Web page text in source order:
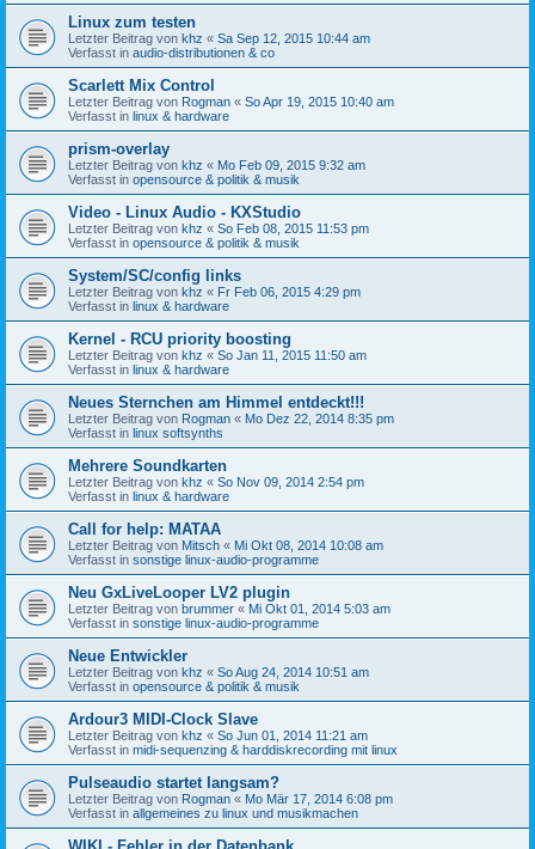
Linux zum testen
Letzter Beitrag von khz « Sa Sep 12, 2015 10:44 am
Verfasst in audio-distributionen & co
Scarlett Mix Control
Letzter Beitrag von Rogman « So Apr 19, 2015 10:40 am
Verfasst in linux & hardware
prism-overlay
Letzter Beitrag von khz « Mo Feb 09, 2015 9:32 am
Verfasst in opensource & politik & musik
Video - Linux Audio - KXStudio
Letzter Beitrag von khz « So Feb 08, 2015 11:53 pm
Verfasst in opensource & politik & musik
System/SC/config links
Letzter Beitrag von khz « Fr Feb 06, 2015 4:29 pm
Verfasst in linux & hardware
Kernel - RCU priority boosting
Letzter Beitrag von khz « So Jan 11, 2015 11:50 am
Verfasst in linux & hardware
Neues Sternchen am Himmel entdeckt!!!
Letzter Beitrag von Rogman « Mo Dez 22, 2014 8:35 pm
Verfasst in linux softsynths
Mehrere Soundkarten
Letzter Beitrag von khz « So Nov 09, 2014 2:54 pm
Verfasst in linux & hardware
Call for help: MATAA
Letzter Beitrag von Mitsch « Mi Okt 08, 2014 10:08 am
Verfasst in sonstige linux-audio-programme
Neu GxLiveLooper LV2 plugin
Letzter Beitrag von brummer « Mi Okt 01, 2014 5:03 am
Verfasst in sonstige linux-audio-programme
Neue Entwickler
Letzter Beitrag von khz « So Aug 24, 2014 10:51 am
Verfasst in opensource & politik & musik
Ardour3 MIDI-Clock Slave
Letzter Beitrag von khz « So Jun 01, 2014 11:21 am
Verfasst in midi-sequenzing & harddiskrecording mit linux
Pulseaudio startet langsam?
Letzter Beitrag von Rogman « Mo Mär 17, 2014 6:08 pm
Verfasst in allgemeines zu linux und musikmachen
WIKI - Fehler in der Datenbank